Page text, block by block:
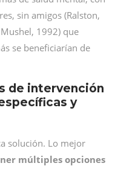
sin amigos (Ralston,
1992) que
se beneficiarían de
de intervención
y
solución. Lo mejor
múltiples opciones